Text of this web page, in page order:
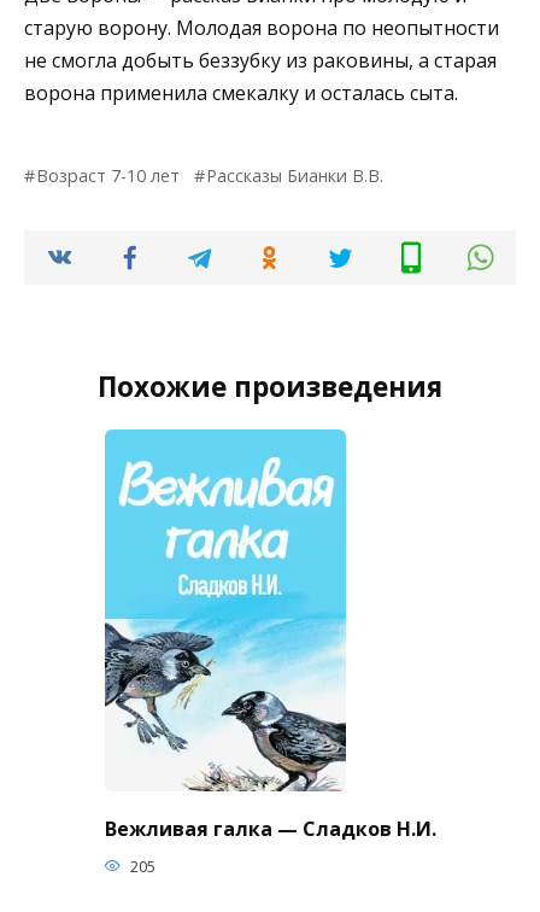
старую ворону. Молодая ворона по неопытности
не смогла добыть беззубку из раковины, а старая
ворона применила смекалку и осталась сыта.
Возраст 7-10 лет Рассказы Бианки В.В.
Похожие произведения
Вежливая галка — Сладков Н.И.
205